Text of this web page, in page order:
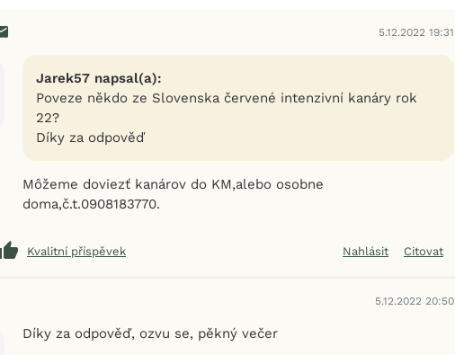
5.12.2022 19:31
Jarek57 napsal(a):
Poveze někdo ze Slovenska červené intenzivní kanáry rok
22?
Díky za odpověď
Môžeme doviezť kanárov do KM,alebo osobne
doma,č.t.0908183770.
Kvalitní příspěvek Nahlásit Citovat
5.12.2022 20:50
Díky za odpověď, ozvu se, pěkný večer